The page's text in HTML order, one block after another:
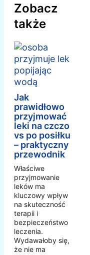
Zobacz
także
Jak
prawidłowo
przyjmować
leki na czczo
vs po posiłku
– praktyczny
przewodnik
Właściwe
przyjmowanie
leków ma
kluczowy wpływ
na skuteczność
terapii i
bezpieczeństwo
leczenia.
Wydawałoby się,
że nie ma